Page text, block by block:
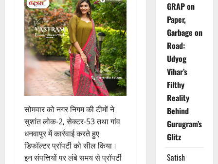
सोमवार को नगर निगम की टीमों ने
सुशांत लोक-2, सेक्टर-53 तथा गांव
धनवापुर में कार्रवाई करते हुए
डिफॉल्टर प्रॉपर्टी को सील किया।
इन संपत्तियों पर लंबे समय से प्रॉपर्टी
GRAP on
Paper,
Garbage on
Road:
Udyog
Vihar’s
Filthy
Reality
Behind
Gurugram’s
Glitz
Satish